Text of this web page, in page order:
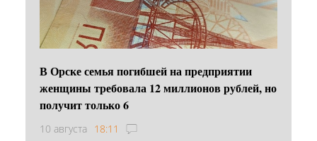
В Орске семья погибшей на предприятии
женщины требовала 12 миллионов рублей, но
получит только 6
10 августа 18:11